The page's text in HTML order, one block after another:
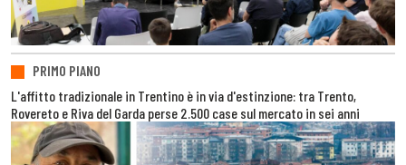
PRIMO PIANO
L'affitto tradizionale in Trentino è in via d'estinzione: tra Trento,
Rovereto e Riva del Garda perse 2.500 case sul mercato in sei anni